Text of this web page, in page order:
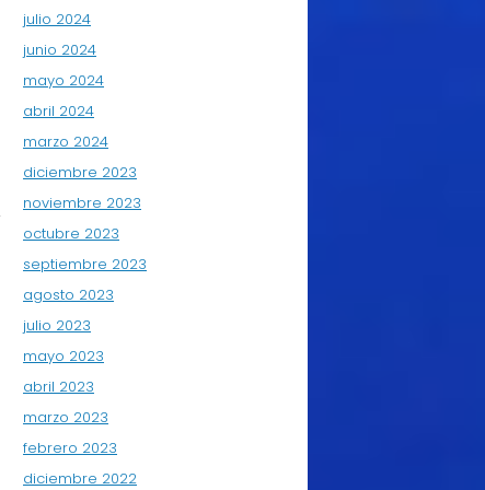
julio 2024
junio 2024
mayo 2024
abril 2024
marzo 2024
diciembre 2023
noviembre 2023
octubre 2023
septiembre 2023
agosto 2023
julio 2023
mayo 2023
abril 2023
marzo 2023
febrero 2023
diciembre 2022